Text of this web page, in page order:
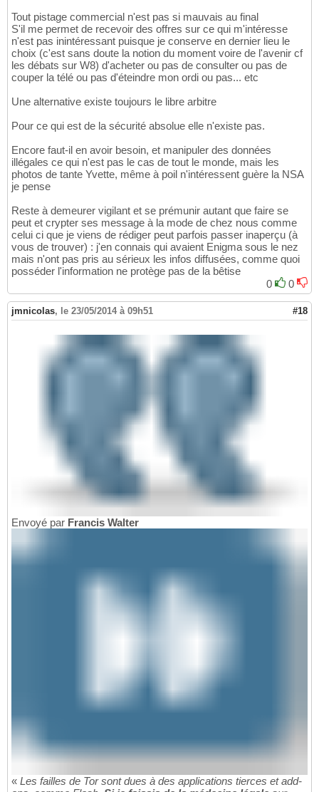
Tout pistage commercial n'est pas si mauvais au final
S'il me permet de recevoir des offres sur ce qui m'intéresse
n'est pas inintéressant puisque je conserve en dernier lieu le
choix (c'est sans doute la notion du moment voire de l'avenir cf
les débats sur W8) d'acheter ou pas de consulter ou pas de
couper la télé ou pas d'éteindre mon ordi ou pas... etc
Une alternative existe toujours le libre arbitre
Pour ce qui est de la sécurité absolue elle n'existe pas.
Encore faut-il en avoir besoin, et manipuler des données
illégales ce qui n'est pas le cas de tout le monde, mais les
photos de tante Yvette, même à poil n'intéressent guère la NSA
je pense
Reste à demeurer vigilant et se prémunir autant que faire se
peut et crypter ses message à la mode de chez nous comme
celui ci que je viens de rédiger peut parfois passer inaperçu (à
vous de trouver) : j'en connais qui avaient Enigma sous le nez
mais n'ont pas pris au sérieux les infos diffusées, comme quoi
posséder l'information ne protège pas de la bêtise
0
0
jmnicolas, le 23/05/2014 à 09h51 #18
Envoyé par Francis Walter
« Les failles de Tor sont dues à des applications tierces et add-